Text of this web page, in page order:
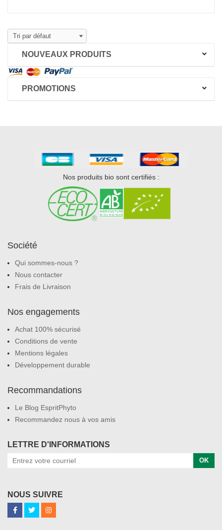
NOUVEAUX PRODUITS
PROMOTIONS
Nos produits bio sont certifiés :
Société
Qui sommes-nous ?
Nous contacter
Frais de Livraison
Nos engagements
Achat 100% sécurisé
Conditions de vente
Mentions légales
Développement durable
Recommandations
Le Blog EspritPhyto
Recommandez nous à vos amis
LETTRE D'INFORMATIONS
OK
NOUS SUIVRE